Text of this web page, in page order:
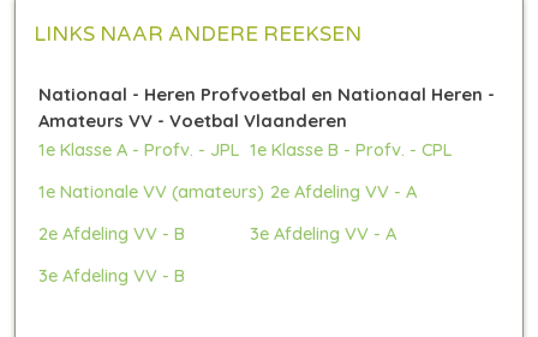
LINKS NAAR ANDERE REEKSEN
Nationaal - Heren Profvoetbal en Nationaal Heren -
Amateurs VV - Voetbal Vlaanderen
1e Klasse A - Profv. - JPL 1e Klasse B - Profv. - CPL
1e Nationale VV (amateurs) 2e Afdeling VV - A
2e Afdeling VV - B
3e Afdeling VV - A
3e Afdeling VV - B